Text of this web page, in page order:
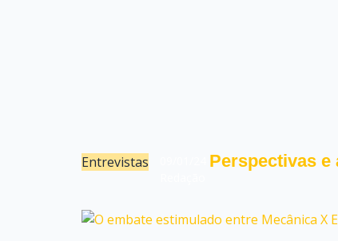
Entrevistas Perspectivas e